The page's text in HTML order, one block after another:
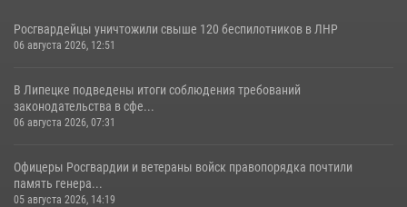
Росгвардейцы уничтожили свыше 120 беспилотников в ЛНР
06 августа 2026, 12:51
В Липецке подведены итоги соблюдения требований
законодательства в сфе...
06 августа 2026, 07:31
Офицеры Росгвардии и ветераны войск правопорядка почтили
память генера...
05 августа 2026, 14:19